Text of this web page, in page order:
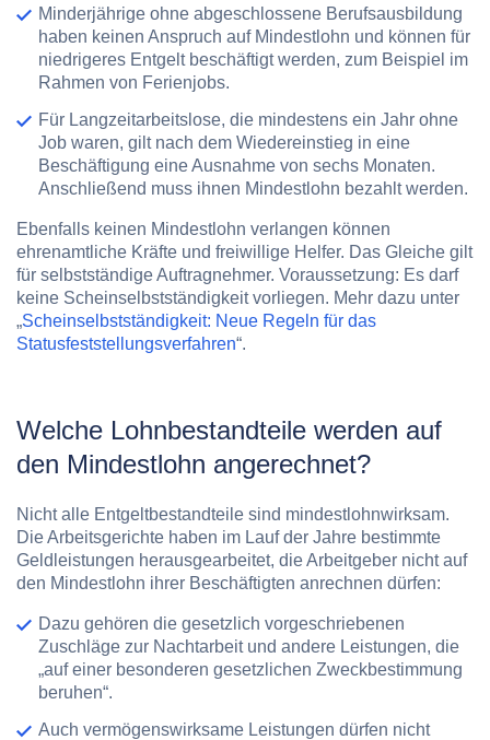
Minderjährige ohne abgeschlossene Berufsausbildung
haben keinen Anspruch auf Mindestlohn und können für
niedrigeres Entgelt beschäftigt werden, zum Beispiel im
Rahmen von Ferienjobs.
Für Langzeitarbeitslose, die mindestens ein Jahr ohne
Job waren, gilt nach dem Wiedereinstieg in eine
Beschäftigung eine Ausnahme von sechs Monaten.
Anschließend muss ihnen Mindestlohn bezahlt werden.
Ebenfalls keinen Mindestlohn verlangen können
ehrenamtliche Kräfte und freiwillige Helfer. Das Gleiche gilt
für selbstständige Auftragnehmer. Voraussetzung: Es darf
keine Scheinselbstständigkeit vorliegen. Mehr dazu unter
„Scheinselbstständigkeit: Neue Regeln für das
Statusfeststellungsverfahren“.
Welche Lohnbestandteile werden auf
den Mindestlohn angerechnet?
Nicht alle Entgeltbestandteile sind mindestlohnwirksam.
Die Arbeitsgerichte haben im Lauf der Jahre bestimmte
Geldleistungen herausgearbeitet, die Arbeitgeber nicht auf
den Mindestlohn ihrer Beschäftigten anrechnen dürfen:
Dazu gehören die gesetzlich vorgeschriebenen
Zuschläge zur Nachtarbeit und andere Leistungen, die
„auf einer besonderen gesetzlichen Zweckbestimmung
beruhen“.
Auch vermögenswirksame Leistungen dürfen nicht